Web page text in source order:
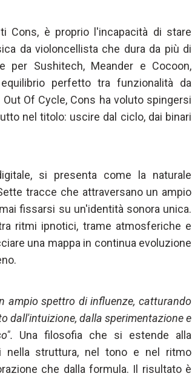
Cons, è proprio l'incapacità di stare
da violoncellista che dura da più di
Sushitech, Meander e Cocoon,
perfetto tra funzionalità da
Of Cycle, Cons ha voluto spingersi
nel titolo: uscire dal ciclo, dai binari
si presenta come la naturale
tracce che attraversano un ampio
fissarsi su un'identità sonora unica.
ritmi ipnotici, trame atmosferiche e
una mappa in continua evoluzione
ampio spettro di influenze, catturando
dall'intuizione, dalla sperimentazione e
Una filosofia che si estende alla
nella struttura, nel tono e nel ritmo
che dalla formula. Il risultato è